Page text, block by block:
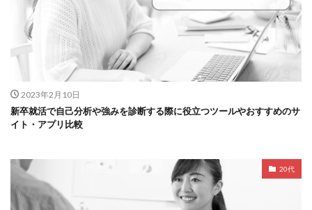
2023年2月10日
新卒就活で自己分析や強みを診断する際に役立つツールやおすすめのサ
イト・アプリ比較
20代